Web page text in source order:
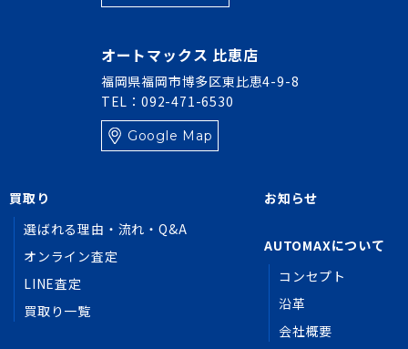
オートマックス 比恵店
福岡県福岡市博多区東比恵4-9-8
TEL：092-471-6530
Google Map
買取り
選ばれる理由・流れ・Q&A
オンライン査定
LINE査定
買取り一覧
お知らせ
AUTOMAXについて
コンセプト
沿革
会社概要